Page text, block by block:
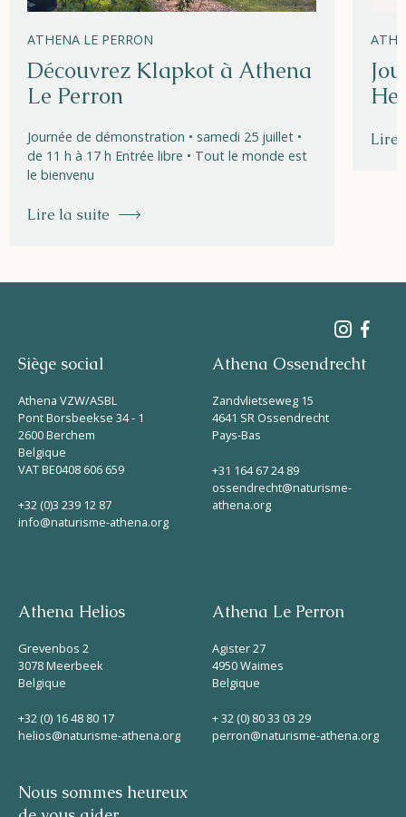
ATHENA LE PERRON
Découvrez Klapkot à Athena
Le Perron
Journée de démonstration • samedi 25 juillet •
de 11 h à 17 h Entrée libre • Tout le monde est
le bienvenu
Lire la suite
Lire
Siège social
Athena VZW/ASBL
Pont Borsbeekse 34 - 1
2600 Berchem
Belgique
VAT BE0408 606 659
+32 (0)3 239 12 87
info@naturisme-athena.org
Athena Ossendrecht
Zandvlietseweg 15
4641 SR Ossendrecht
Pays-Bas
+31 164 67 24 89
ossendrecht@naturisme-
athena.org
Athena Helios
Grevenbos 2
3078 Meerbeek
Belgique
+32 (0) 16 48 80 17
helios@naturisme-athena.org
Athena Le Perron
Agister 27
4950 Waimes
Belgique
+ 32 (0) 80 33 03 29
perron@naturisme-athena.org
Nous sommes heureux